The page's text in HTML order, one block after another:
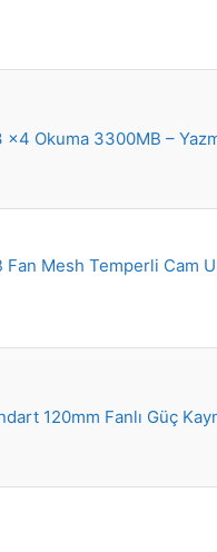
Okuma 3300MB –
Mesh Temperli Cam
120mm Fanlı Güç